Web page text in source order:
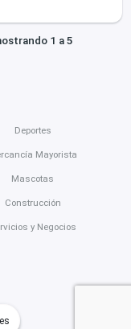
1 a 5
Deportes
Mayorista
Mascotas
Construcción
y Negocios